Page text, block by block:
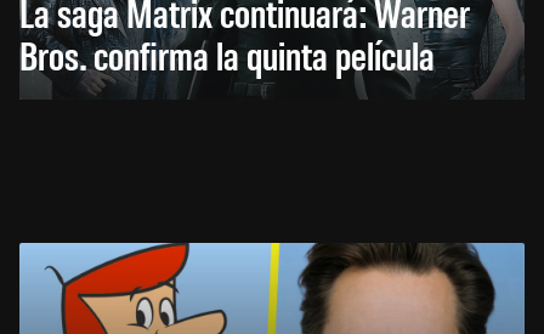
La saga Matrix continuará: Warner
Bros. confirma la quinta película